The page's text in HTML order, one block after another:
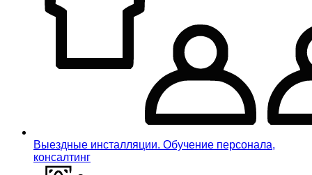
Выездные инсталляции. Обучение персонала,
консалтинг